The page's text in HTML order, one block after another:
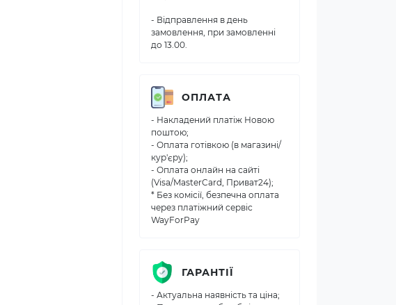
- Відправлення в день
замовлення, при замовленні
до 13.00.
ОПЛАТА
- Накладений платіж Новою
поштою;
- Оплата готівкою (в магазині/
кур'єру);
- Оплата онлайн на сайті
(Visa/MasterCard, Приват24);
* Без комісії, безпечна оплата
через платіжний сервіс
WayForPay
ГАРАНТІЇ
- Актуальна наявність та ціна;